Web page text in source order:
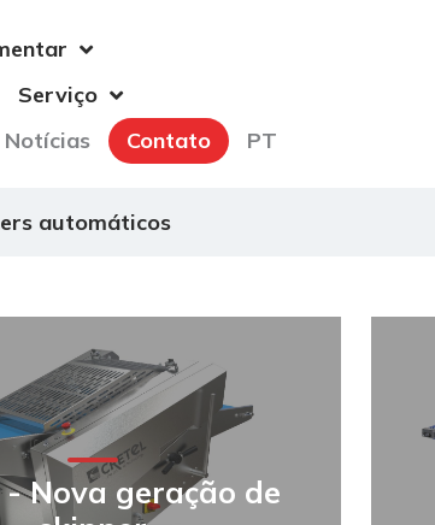
Serviço
Notícias Contato PT
automáticos
- Nova geração de